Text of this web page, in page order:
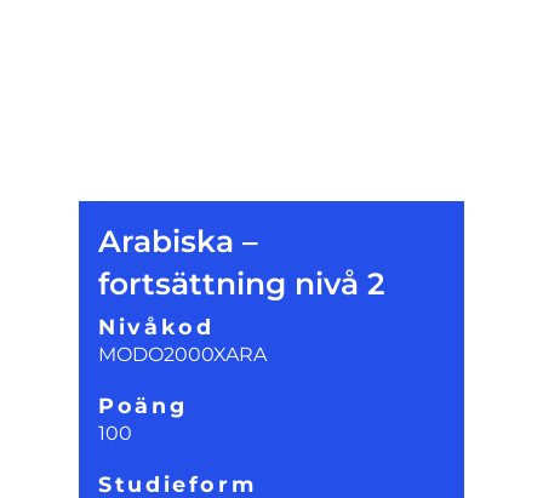
Arabiska –
fortsättning nivå 2
Nivåkod
MODO2000XARA
Poäng
100
Studieform